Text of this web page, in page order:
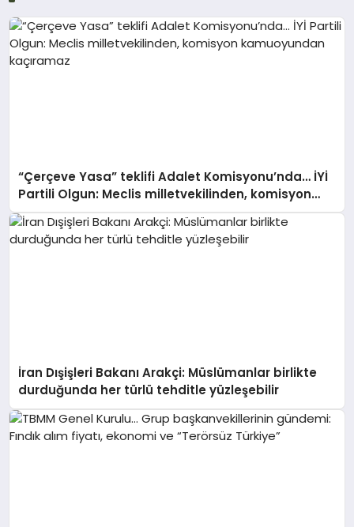
“Çerçeve Yasa” teklifi Adalet Komisyonu’nda… İYİ
Partili Olgun: Meclis milletvekilinden, komisyon
kamuoyundan kaçıramaz
İran Dışişleri Bakanı Arakçi: Müslümanlar birlikte
durduğunda her türlü tehditle yüzleşebilir